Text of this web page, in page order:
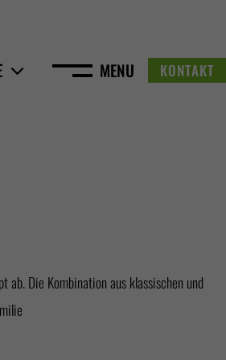
MENU KONTAKT